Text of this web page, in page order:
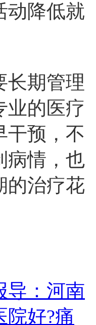
动降低就
长期管理
业的医疗
干预，不
病情，也
的治疗花
导：河南
院好?痛